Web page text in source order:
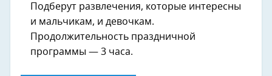
Подберут развлечения, которые интересны
и мальчикам, и девочкам.
Продолжительность праздничной
программы — 3 часа.